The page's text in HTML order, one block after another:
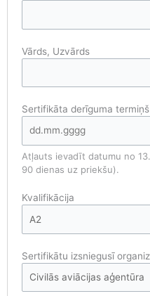
Vārds, Uzvārds
Sertifikāta derīguma termiņš
Atļauts ievadīt datumu no
90 dienas uz priekšu).
Kvalifikācija
Sertifikātu izsniegusī